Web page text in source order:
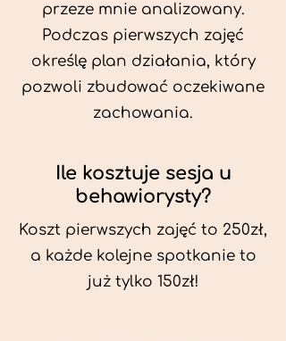
przeze mnie analizowany.
Podczas pierwszych zajęć
określę plan działania, który
pozwoli zbudować oczekiwane
zachowania.
Ile kosztuje sesja u
behawiorysty?
Koszt pierwszych zajęć to 250zł,
a każde kolejne spotkanie to
już tylko 150zł!